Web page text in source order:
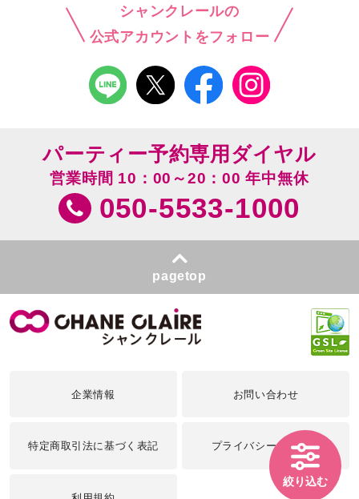
シャンクレールの
公式アカウントをフォロー
絞り込む
パーティー予約専用ダイヤル
営業時間 10：00～20：00 年中無休
050-5533-1000
pagetop
企業情報 お問い合わせ
特定商取引法に基づく表記 プライバシーポリシー